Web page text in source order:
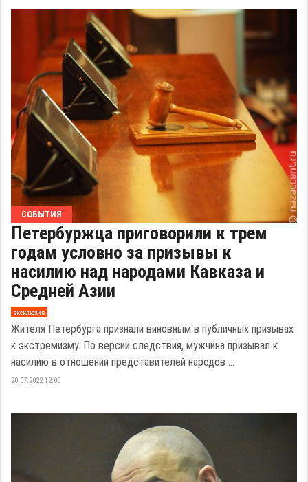
СОБЫТИЯ
Петербуржца приговорили к трем
годам условно за призывы к
насилию над народами Кавказа и
Средней Азии
эксклюзив
Жителя Петербурга признали виновным в публичных призывах
к экстремизму. По версии следствия, мужчина призывал к
насилию в отношении представителей народов ...
20.07.2022 12:05